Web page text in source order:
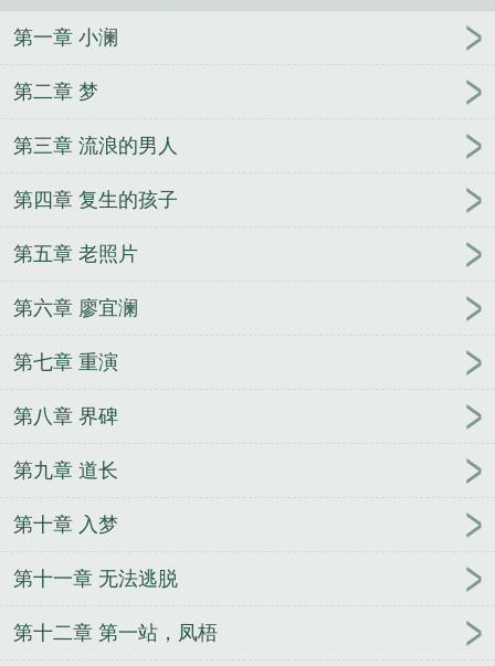
第一章 小澜
第二章 梦
第三章 流浪的男人
第四章 复生的孩子
第五章 老照片
第六章 廖宜澜
第七章 重演
第八章 界碑
第九章 道长
第十章 入梦
第十一章 无法逃脱
第十二章 第一站，凤梧